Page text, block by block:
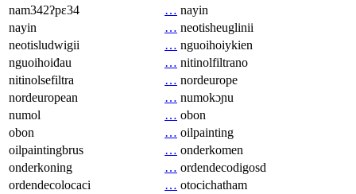
nam342ʔpɛ34
… nayin
nayin
… neotisheuglinii
neotisludwigii
… nguoihoiykien
nguoihoiđau
… nitinolfiltrano
nitinolsefiltra
… nordeurope
nordeuropean
… numokɔɲu
numol
… obon
obon
… oilpainting
oilpaintingbrus
… onderkomen
onderkoning
… ordendecodigosd
ordendecolocaci
… otocichatham